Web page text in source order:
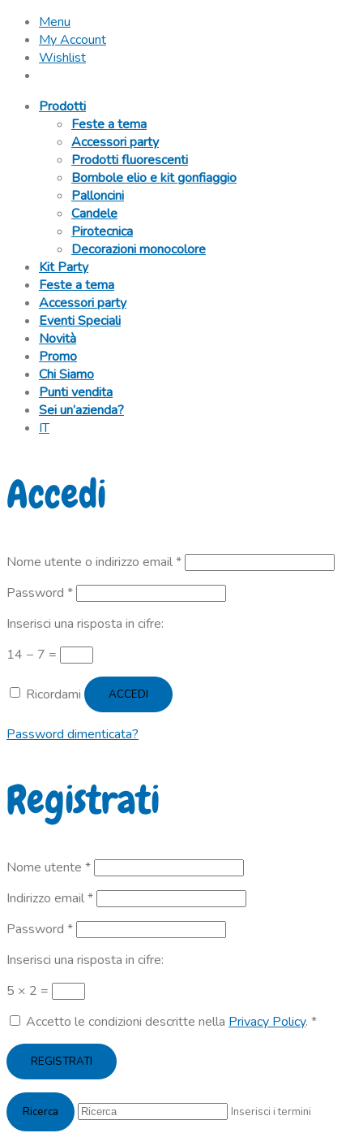
Menu
My Account
Wishlist
Prodotti
Feste a tema
Accessori party
Prodotti fluorescenti
Bombole elio e kit gonfiaggio
Palloncini
Candele
Pirotecnica
Decorazioni monocolore
Kit Party
Feste a tema
Accessori party
Eventi Speciali
Novità
Promo
Chi Siamo
Punti vendita
Sei un’azienda?
IT
Accedi
Nome utente o indirizzo email*Richiesto
Password *Richiesto
Inserisci una risposta in cifre:
14 − 7 =
Ricordami ACCEDI
Password dimenticata?
Registrati
Nome utente *Richiesto
Indirizzo email*Richiesto
Password *Richiesto
Inserisci una risposta in cifre:
5 × 2 =
Accetto le condizioni descritte nella Privacy Policy. *
REGISTRATI
Inserisci i termini